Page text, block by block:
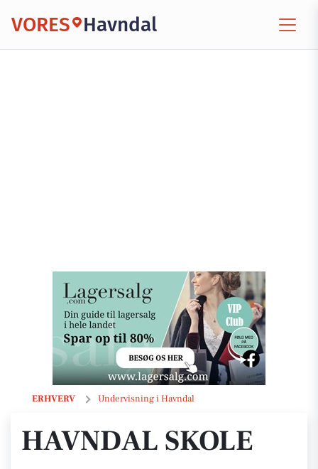
VORES Havndal
ERHVERV Undervisning i Havndal
HAVNDAL SKOLE
HAVNDAL SKOLE